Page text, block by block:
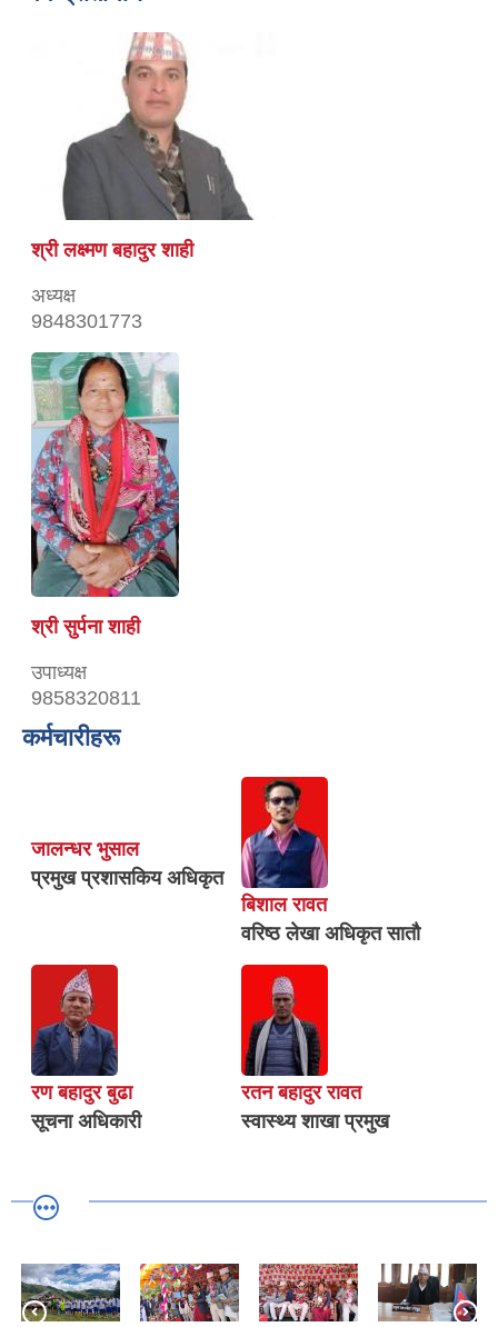
श्री लक्ष्मण बहादुर शाही
अध्यक्ष
9848301773
श्री सुर्पना शाही
उपाध्यक्ष
9858320811
कर्मचारीहरू
जालन्धर भुसाल
प्रमुख प्रशासकिय अधिकृत
बिशाल रावत
वरिष्ठ लेखा अधिकृत सातौ
रण बहादुर बुढा
सूचना अधिकारी
रतन बहादुर रावत
स्वास्थ्य शाखा प्रमुख